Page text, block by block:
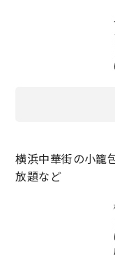
横浜中華街の小籠
放題など